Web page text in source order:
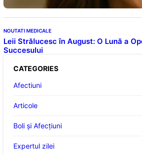
NOUTATI MEDICALE
Leii Strălucesc în August: O Lună a
Succesului
CATEGORIES
Afectiuni
Articole
Boli și Afecțiuni
Expertul zilei